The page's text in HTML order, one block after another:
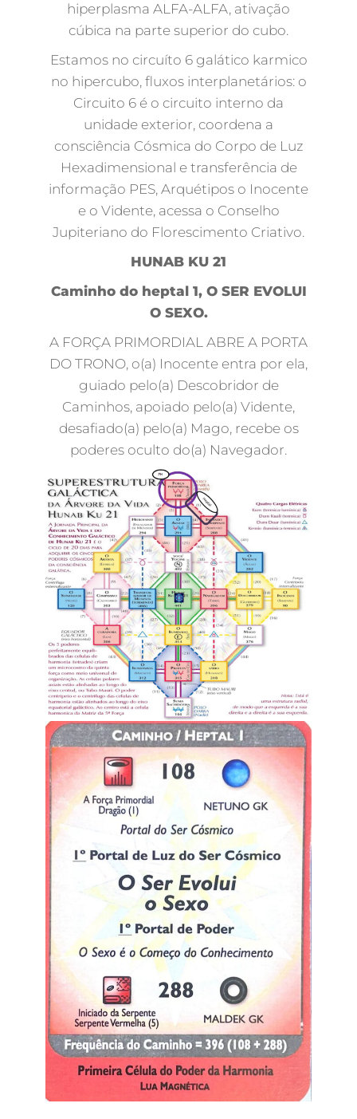
hiperplasma ALFA-ALFA, ativação
cúbica na parte superior do cubo.
Estamos no circuíto 6 galático karmico
no hipercubo, fluxos interplanetários: o
Circuito 6 é o circuito interno da
unidade exterior, coordena a
consciência Cósmica do Corpo de Luz
Hexadimensional e transferência de
informação PES, Arquétipos o Inocente
e o Vidente, acessa o Conselho
Jupiteriano do Florescimento Criativo.
HUNAB KU 21
Caminho do heptal 1, O SER EVOLUI
O SEXO.
A FORÇA PRIMORDIAL ABRE A PORTA
DO TRONO, o(a) Inocente entra por ela,
guiado pelo(a) Descobridor de
Caminhos, apoiado pelo(a) Vidente,
desafiado(a) pelo(a) Mago, recebe os
poderes oculto do(a) Navegador.